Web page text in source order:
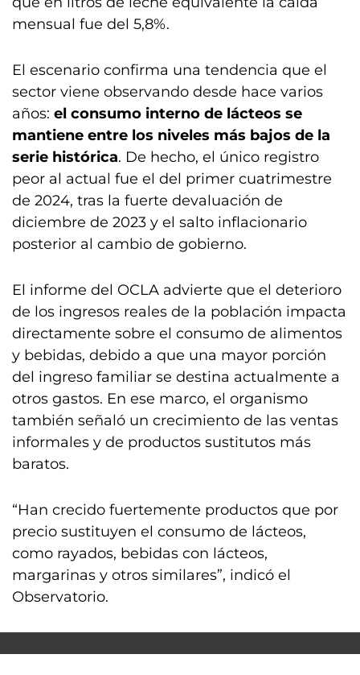
mensual fue del 5,8%.
El escenario confirma una tendencia que el
sector viene observando desde hace varios
años: el consumo interno de lácteos se
mantiene entre los niveles más bajos de la
serie histórica. De hecho, el único registro
peor al actual fue el del primer cuatrimestre
de 2024, tras la fuerte devaluación de
diciembre de 2023 y el salto inflacionario
posterior al cambio de gobierno.
El informe del OCLA advierte que el deterioro
de los ingresos reales de la población impacta
directamente sobre el consumo de alimentos
y bebidas, debido a que una mayor porción
del ingreso familiar se destina actualmente a
otros gastos. En ese marco, el organismo
también señaló un crecimiento de las ventas
informales y de productos sustitutos más
baratos.
“Han crecido fuertemente productos que por
precio sustituyen el consumo de lácteos,
como rayados, bebidas con lácteos,
margarinas y otros similares”, indicó el
Observatorio.